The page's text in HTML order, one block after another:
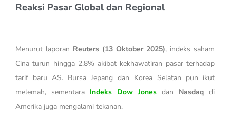
Reaksi Pasar Global dan Regional
Menurut laporan Reuters (13 Oktober 2025), indeks saham
Cina turun hingga 2,8% akibat kekhawatiran pasar terhadap
tarif baru AS. Bursa Jepang dan Korea Selatan pun ikut
melemah, sementara Indeks Dow Jones dan Nasdaq di
Amerika juga mengalami tekanan.